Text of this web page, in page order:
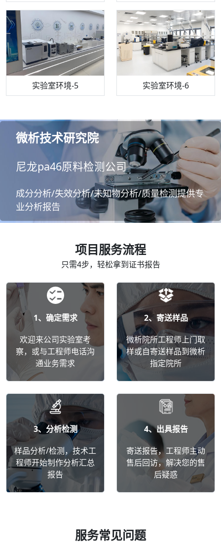
实验室环境-5 实验室环境-6
机构质检技术员-5 机构质检技术员-6
气相色谱仪 万能力学试验仪
微析技术研究院
尼龙pa46原料检测公司
成分分析/失效分析/未知物分析/质量检测提供专
业分析报告
项目服务流程
只需4步，轻松拿到证书报告
1、确定需求
欢迎来公司实验室考
察，或与工程师电话沟
通业务需求
2、寄送样品
微析院所工程师上门取
样或自寄送样品到微析
指定院所
3、分析检测
样品分析/检测，技术工
程师开始制作分析汇总
报告
4、出具报告
寄送报告，工程师主动
售后回访，解决您的售
后疑惑
服务常见问题